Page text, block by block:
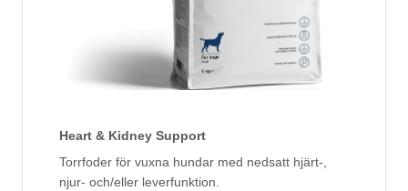
Heart & Kidney Support
Torrfoder för vuxna hundar med nedsatt hjärt-,
njur- och/eller leverfunktion.